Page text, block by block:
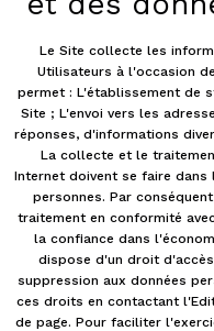
Le Site collecte les
Utilisateurs à l'occasion
permet : L'établissement de
Site ; L'envoi vers les
réponses, d'informations
La collecte et le
Internet doivent se faire
personnes. Par
traitement en conformité
la confiance dans
dispose d'un droit
suppression aux données
ces droits en contactant
de page. Pour faciliter